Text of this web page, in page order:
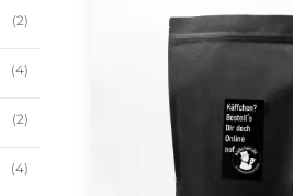
(2)
(4)
(2)
(4)